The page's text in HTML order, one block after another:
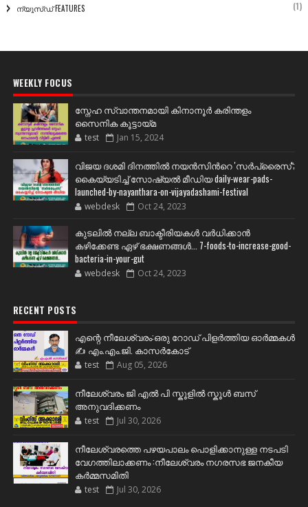
ന്യൂസ്ഡ് FEATURES (1)
WEEKLY FOCUS
സ്നേഹ സ്വാന്തനമായി കിനാനൂർ കരിന്തളം
സൈനിക കൂട്ടായ്മ
test Jan 15, 2024
വിജയ ദശമി ദിനത്തില്‍ നയന്‍സിന്‍റെ 'സര്‍പ്രൈസ്';
കൈയ്യടിച്ച് സോഷ്യല്‍ മീഡിയ daily-wear-pads-
launched-by-nayanthara-on-vijayadashami-festival
webdesk Oct 24, 2023
കുടലിൽ നല്ല ബാക്ടീരിയകൾ വര്‍ധിക്കാന്‍
കഴിക്കേണ്ട ഏഴ് ഭക്ഷണങ്ങള്‍... 7-foods-to-increase-good-
bacteria-in-your-gut
webdesk Oct 24, 2023
RECENT POSTS
എന്റെ നീലേശ്വരം:ഒരു റോഡ് പിളർത്തിയ ഓർമ്മകൾ
✍️ എം.എം.ജി. കാസർകോട്
test Aug 05, 2026
നീലേശ്വരം ജി എൽ പി സ്കൂളിൽ സ്കൂൾ ബസ്
അനുവദിക്കണം
test Jul 30, 2026
നീലേശ്വരത്തെ പഴയപാലം പൊളിക്കാനുള്ള നടപടി
വേഗത്തിലാക്കണം :നീലേശ്വരം നഗരസഭ ജനകീയ
കർമ്മസമിതി
test Jul 30, 2026